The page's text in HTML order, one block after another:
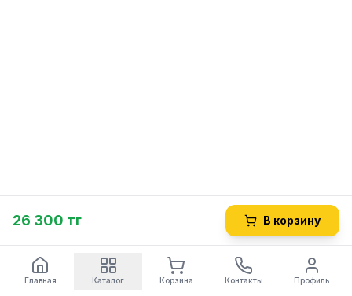
26 300 тг В корзину
Главная Каталог Корзина Контакты Профиль